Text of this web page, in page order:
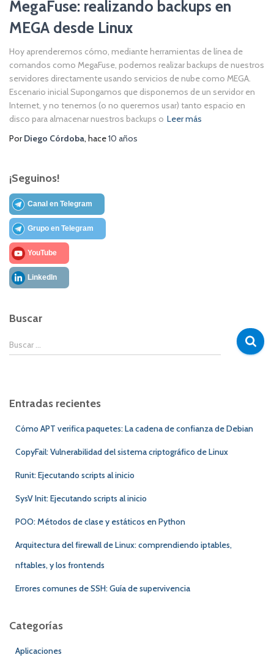
MegaFuse: realizando backups en
MEGA desde Linux
Hoy aprenderemos cómo, mediante herramientas de línea de
comandos como MegaFuse, podemos realizar backups de nuestros
servidores directamente usando servicios de nube como MEGA.
Escenario inicial Supongamos que disponemos de un servidor en
Internet, y no tenemos (o no queremos usar) tanto espacio en
disco para almacenar nuestros backups o Leer más
PorDiego Córdoba, hace10 años
¡Seguinos!
Canal en Telegram
Grupo en Telegram
YouTube
LinkedIn
Buscar
B
u
r
Buscar …
Entradas recientes
Cómo APT verifica paquetes: La cadena de confianza de Debian
CopyFail: Vulnerabilidad del sistema criptográfico de Linux
Runit: Ejecutando scripts al inicio
SysV Init: Ejecutando scripts al inicio
POO: Métodos de clase y estáticos en Python
Arquitectura del firewall de Linux: comprendiendo iptables,
nftables, y los frontends
Errores comunes de SSH: Guía de supervivencia
Categorías
Aplicaciones